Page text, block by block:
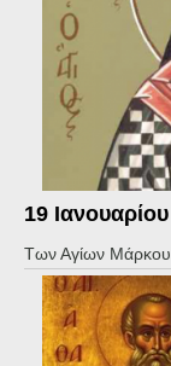
19 Ιανουαρίου
Των Αγίων Μάρκου